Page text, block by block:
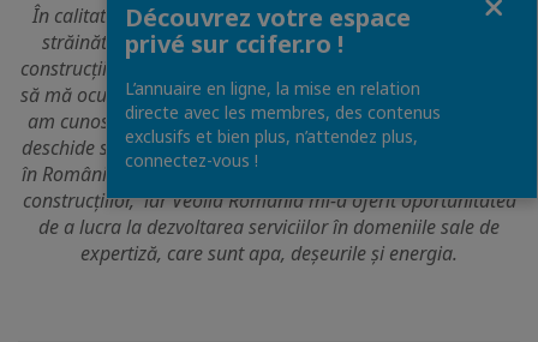
În calitate de inginer civil, mi-am început cariera direct în
străinătate, în Ungaria, în anul 2000 la SADE, firma de
construcții a grupului Veolia. În 2004, am ajuns în România
să mă ocup de departamentul de infrastructură și acolo mi-
am cunoscut soția. În 2009, am părăsit România pentru a
deschide sucursala Sade în Bulgaria, iar în 2015 am revenit
în România. În 2017 am decis să nu mai lucrez în domeniul
construcțiilor, iar Veolia România mi-a oferit oportunitatea
de a lucra la dezvoltarea serviciilor în domeniile sale de
expertiză, care sunt apa, deșeurile și energia.
Découvrez votre espace
privé sur ccifer.ro !
L’annuaire en ligne, la mise en relation
directe avec les membres, des contenus
exclusifs et bien plus, n’attendez plus,
connectez-vous !